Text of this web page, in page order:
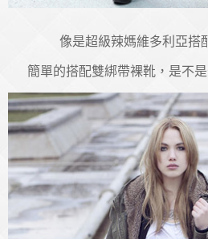
像是超級辣媽維多利亞搭
簡單的搭配雙綁帶裸靴，是不